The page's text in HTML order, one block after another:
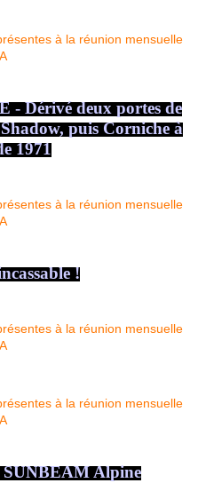
- Dérivé deux portes de
puis Corniche à
1971
!
SUNBEAM Alpine